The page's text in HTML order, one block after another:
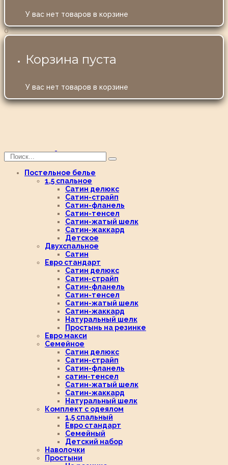
У вас нет товаров в корзине
0
Корзина пуста
У вас нет товаров в корзине
Постельное белье
1,5 спальное
Сатин делюкс
Сатин-страйп
Сатин-фланель
Сатин-тенсел
Сатин-жатый шелк
Сатин-жаккард
Детское
Двухспальное
Сатин
Евро стандарт
Сатин делюкс
Сатин-страйп
Сатин-фланель
Сатин-тенсел
Сатин-жатый шелк
Сатин-жаккард
Натуральный шелк
Простынь на резинке
Евро макси
Семейное
Сатин делюкс
Сатин-страйп
Сатин-фланель
сатин-тенсел
Сатин-жатый шелк
Сатин-жаккард
Натуральный шелк
Комплект с одеялом
1,5 спальный
Евро стандарт
Семейный
Детский набор
Наволочки
Простыни